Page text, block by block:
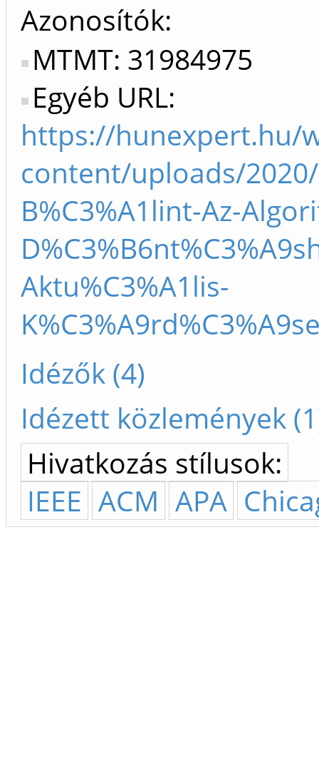
Azonosítók
MTMT: 31984975
Egyéb URL:
https://hunexpert.hu/
content/uploads/
B%C3%A1lint-Az-
Aktu%C3%A1lis-
Idézők (4)
Idézett közlemények
Hivatkozás stílusok:
IEEE ACM APA